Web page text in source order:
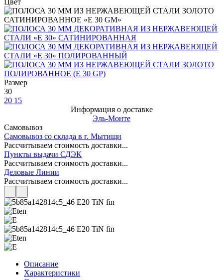
Размер
30
20 15
Информация о доставке
Эль-Монте
Самовывоз
Самовывоз со склада в г. Мытищи
Рассчитываем стоимость доставки...
Пункты выдачи СДЭК
Рассчитываем стоимость доставки...
Деловые Линии
Рассчитываем стоимость доставки...
Описание
Характеристики